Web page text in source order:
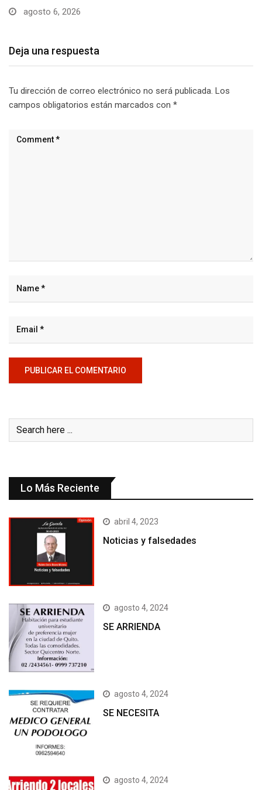
agosto 6, 2026
Deja una respuesta
Tu dirección de correo electrónico no será publicada. Los
campos obligatorios están marcados con *
Lo Más Reciente
abril 4, 2023
Noticias y falsedades
agosto 4, 2024
SE ARRIENDA
agosto 4, 2024
SE NECESITA
agosto 4, 2024